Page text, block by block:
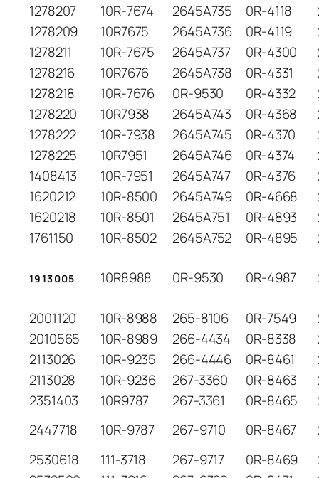
1278207 10R-7674 2645A735 0R-4118
1278209
10R7675 2645A736 0R-4119
1278211
10R-7675 2645A737 0R-4300
1278216
10R7676 2645A738 0R-4331
1278218
10R-7676 0R-9530 0R-4332
1278220
10R7938 2645A743 0R-4368
1278222
10R-7938 2645A745 0R-4370
1278225
10R7951 2645A746 0R-4374
1408413
10R-7951 2645A747 0R-4376
1620212
10R-8500 2645A749 0R-4668
1620218
10R-8501 2645A751 0R-4893
1761150
10R-8502 2645A752 0R-4895
1913005 10R8988 0R-9530 0R-4987
2001120 10R-8988 265-8106 0R-7549
2010565
10R-8989 266-4434 0R-8338
2113026
10R-9235 266-4446 0R-8461
2113028
10R-9236 267-3360 0R-8463
2351403
10R9787 267-3361 0R-8465
2447718
10R-9787 267-9710 0R-8467
2530618
111-3718 267-9717 0R-8469